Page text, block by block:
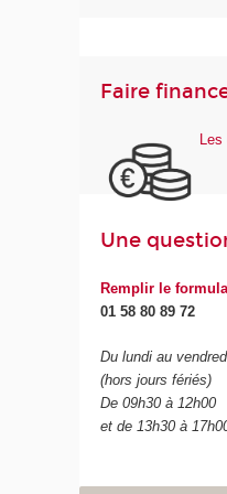
Faire
Une
Remplir le
01 58 80 89 72
Du lundi au
(hors jours fériés)
De 09h30 à 12h00
et de 13h30 à